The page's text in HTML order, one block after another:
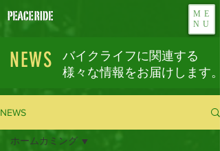
ME
NU
NEWS
バイクライフに関連する
様々な情報をお届けします。
NEWS
ホームカミング